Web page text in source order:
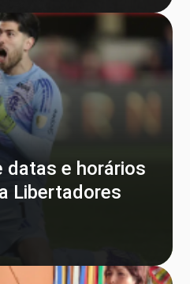
datas e horários
Libertadores